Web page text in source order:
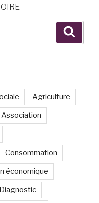
Agriculture
Association
Consommation
économique
Diagnostic